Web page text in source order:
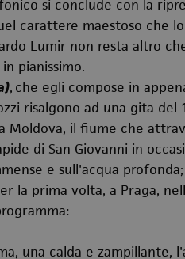
si conclude con la
carattere maestoso che
Lumir non resta altro
pianissimo.
, che egli compose in
risalgono ad una gita
Moldova, il fiume che
di San Giovanni in
e sull'acqua
la prima volta, a Praga,
una calda e zampillante,